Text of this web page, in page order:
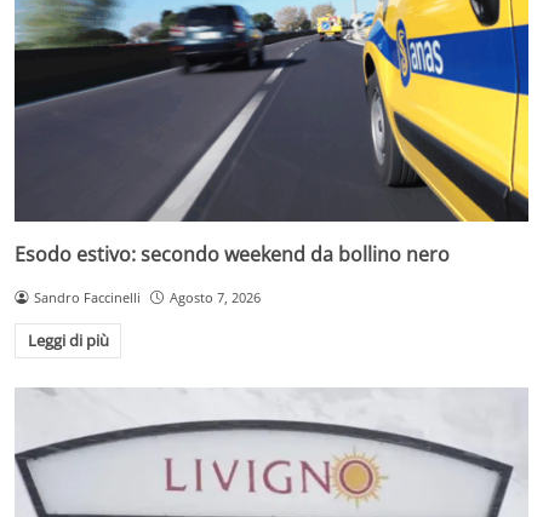
Esodo estivo: secondo weekend da bollino nero
Sandro Faccinelli Agosto 7, 2026
Leggi di più